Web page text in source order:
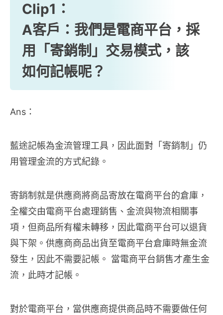
Clip1：
A客戶：我們是電商平台，採
用「寄銷制」交易模式，該
如何記帳呢？
Ans：
藍途記帳為金流管理工具，因此面對「寄銷制」仍
用管理金流的方式紀錄。
寄銷制就是供應商將商品寄放在電商平台的倉庫，
全權交由電商平台處理銷售、金流與物流相關事
項，但商品所有權未轉移，因此電商平台可以退貨
與下架。供應商商品出貨至電商平台倉庫時無金流
發生，因此不需要記帳。 當電商平台銷售才產生金
流，此時才記帳。
對於電商平台，當供應商提供商品時不需要做任何